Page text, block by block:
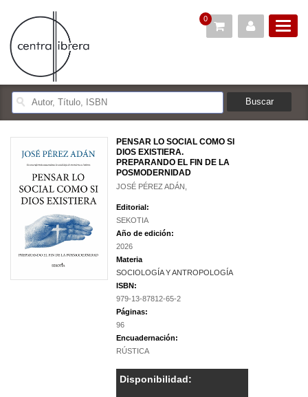
0
PENSAR LO SOCIAL COMO SI
DIOS EXISTIERA.
PREPARANDO EL FIN DE LA
POSMODERNIDAD
JOSÉ PÉREZ ADÁN,
Editorial:
SEKOTIA
Año de edición:
2026
Materia
SOCIOLOGÍA Y ANTROPOLOGÍA
ISBN:
979-13-87812-65-2
Páginas:
96
Encuadernación:
RÚSTICA
Disponibilidad: